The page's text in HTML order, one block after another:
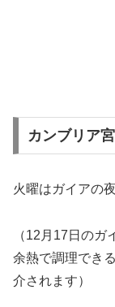
カンブリア
火曜はガイアの
（12月17日の
余熱で調理でき
介されます）